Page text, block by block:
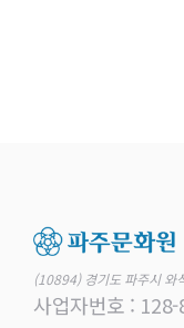
(10894) 경기도 파주시 와
사업자번호 :